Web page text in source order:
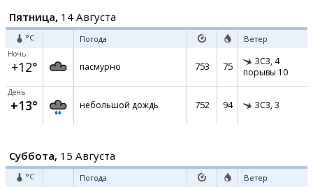
Пятница, 14 Августа
°C Погода Ветер
Ночь
+12° пасмурно 753 75 ЗСЗ, 4
порывы 10
День
+13° небольшой дождь 752 94 ЗСЗ, 3
Суббота, 15 Августа
°C Погода Ветер